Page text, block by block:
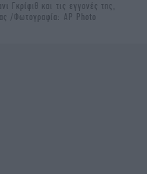
Γκρίφιθ και τις εγγονές της,
/Φωτογραφία: AP Photo